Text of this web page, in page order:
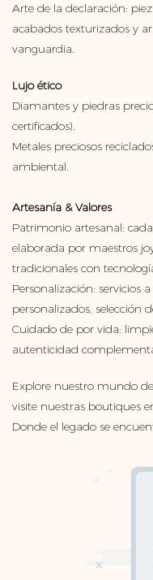
Arte de la declaración:
acabados texturizados y
vanguardia.
Lujo ético
Diamantes y piedras
certificados).
Metales preciosos
ambiental.
Artesanía & Valores
Patrimonio artesanal:
elaborada por maestros
tradicionales con
Personalización: servicios
personalizados, selección
Cuidado de por vida:
autenticidad
Explore nuestro mundo
visite nuestras boutiques
Donde el legado se